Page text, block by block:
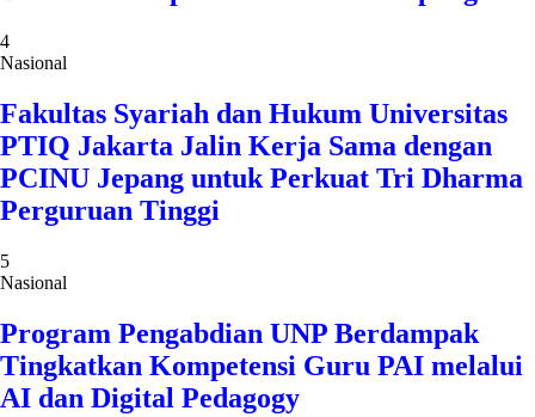
4
Nasional
Fakultas Syariah dan Hukum Universitas
PTIQ Jakarta Jalin Kerja Sama dengan
PCINU Jepang untuk Perkuat Tri Dharma
Perguruan Tinggi
5
Nasional
Program Pengabdian UNP Berdampak
Tingkatkan Kompetensi Guru PAI melalui
AI dan Digital Pedagogy